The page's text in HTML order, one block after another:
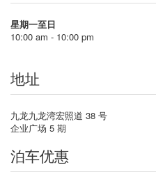
星期一至日
10:00 am - 10:00 pm
地址
九龙九龙湾宏照道 38 号
企业广场 5 期
泊车优惠